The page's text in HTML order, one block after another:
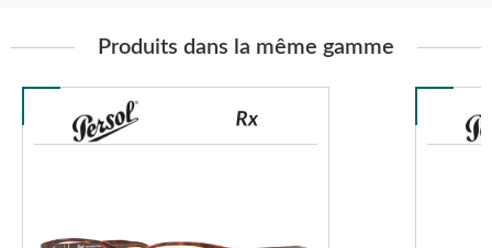
Produits dans la même gamme